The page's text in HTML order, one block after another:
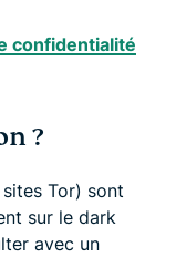
confidentialité
?
Tor) sont
sur le dark
avec un